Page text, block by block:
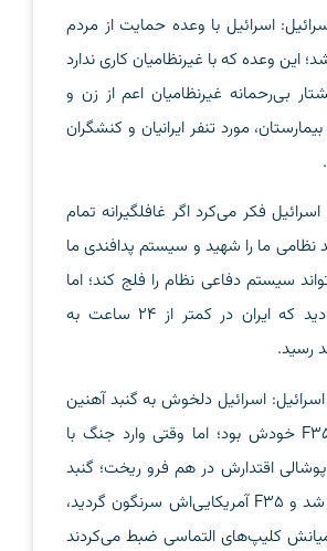
اسرائیل با وعده حمایت از مردم
این وعده که با غیرنظامیان کاری ندارد
بی‌رحمانه غیرنظامیان اعم از زن و
مورد تنفر ایرانیان و کنشگران
فکر می‌کرد اگر غافلگیرانه تمام
نظامی ما را شهید و سیستم پدافندی ما
سیستم دفاعی نظام را فلج کند؛ اما
در اوج ناباوری دید که ایران در کمتر از 24 ساعت به
اسرائیل دلخوش به گنبد آهنین
و جنگنده‌های F35 خودش بود؛ اما وقتی وارد جنگ با
اقتدارش در هم فرو ریخت؛ گنبد
آهنینش سوراخ شد و F35 آمریکایی‌اش سرنگون گردید،
کلیپ‌های التماسی ضبط می‌کردند